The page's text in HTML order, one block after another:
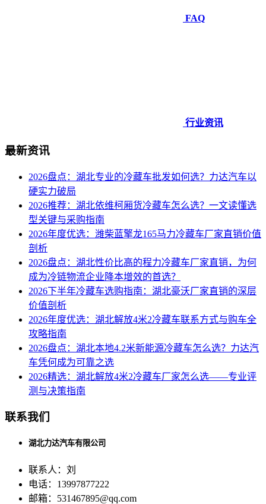
FAQ
行业资讯
最新资讯
2026盘点：湖北专业的冷藏车批发如何选？力达汽车以
硬实力破局
2026推荐：湖北依维柯厢货冷藏车怎么选？一文读懂选
型关键与采购指南
2026年度优选：潍柴蓝擎龙165马力冷藏车厂家直销价值
剖析
2026盘点：湖北性价比高的程力冷藏车厂家直销，为何
成为冷链物流企业降本增效的首选？
2026下半年冷藏车选购指南：湖北豪沃厂家直销的深层
价值剖析
2026年度优选：湖北解放4米2冷藏车联系方式与购车全
攻略指南
2026盘点：湖北本地4.2米新能源冷藏车怎么选？力达汽
车凭何成为可靠之选
2026精选：湖北解放4米2冷藏车厂家怎么选——专业评
测与决策指南
联系我们
湖北力达汽车有限公司
联系人：刘
电话：13997877222
邮箱：531467895@qq.com